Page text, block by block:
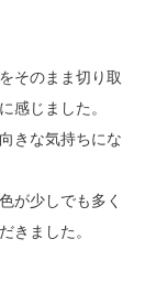
そのまま切り取
感じました。
きな気持ちにな
が少しでも多く
きました。